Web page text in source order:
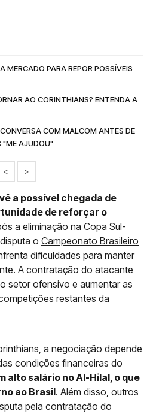
MERCADO PARA REPOR POSSÍVEIS
AO CORINTHIANS? ENTENDA A
COM MALCOM ANTES DE
"ME AJUDOU"
< >
vê a possível chegada de
de reforçar o
a eliminação na Copa Sul-
o Campeonato Brasileiro
dificuldades para manter
A contratação do atacante
setor ofensivo e aumentar as
restantes da
a negociação depende
condições financeiras do
alto salário no Al-Hilal, o que
ao Brasil. Além disso, outros
pela contratação do